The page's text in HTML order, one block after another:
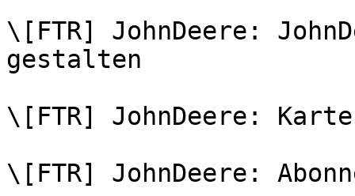
\[FTR] JohnDeere:
gestalten
\[FTR] JohnDeere:
\[FTR] JohnDeere: